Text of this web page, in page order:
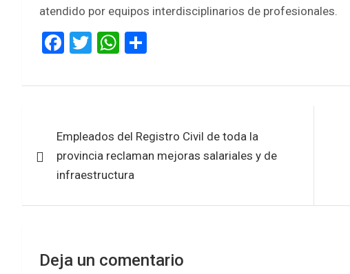
atendido por equipos interdisciplinarios de profesionales.
F
ce
o
o
k
T
tt
W
at
A
p
p
ar
de
entradas
Empleados del Registro Civil de toda la
provincia reclaman mejoras salariales y de
infraestructura
Deja un comentario